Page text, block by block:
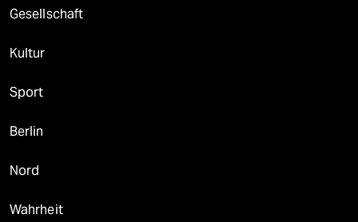
Gesellschaft
Kultur
Sport
Berlin
Nord
Wahrheit